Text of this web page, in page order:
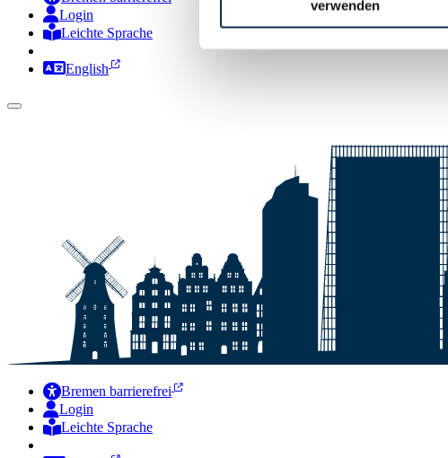
verwenden
Login
Leichte Sprache
Zur Deutschen Gebärdensprache
English
Bremen barrierefrei
Login
Leichte Sprache